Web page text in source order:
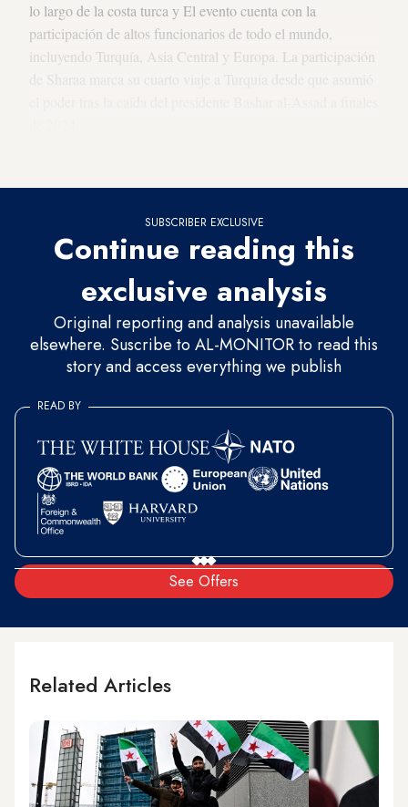
lo largo de la costa turca y El evento cuenta con la
participación de altos funcionarios de todo el mundo,
incluyendo Turquía, Asia Central y Europa. La participación
SUBSCRIBER EXCLUSIVE
Continue reading this
exclusive analysis
Original reporting and analysis unavailable
elsewhere. Suscribe to AL-MONITOR to read this
story and access everything we publish
See Offers
READ BY
Related Articles